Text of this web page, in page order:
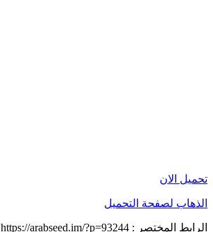
تحميل الان
الذهاب لصفحة التحميل
الرابط المختصر : https://arabseed.im/?p=93244